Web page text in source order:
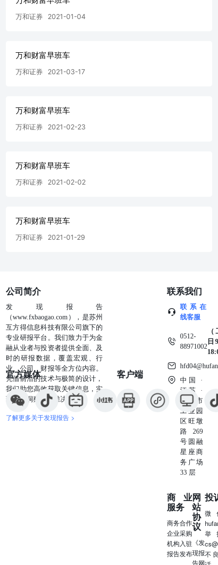
万和证券 2021-01-04
万和财富早班车
万和证券 2021-03-17
万和财富早班车
万和证券 2021-02-23
万和财富早班车
万和证券 2021-02-02
万和财富早班车
万和证券 2021-01-29
公司简介
发现报告
（www.fxbaogao.com），是苏州
互方得信息科技有限公司旗下的
专业研报平台。我们致力于为金
融从业者与投资者提供全面、及
时的研报数据，覆盖宏观、行
业、公司、财报等全方位内容。
凭借前沿的技术与极简的设计，
我们助您高效获取关键信息，实
现深度洞察与精准决策。
了解更多关于发现报告 >
官方媒体 客户端
联系我们
联系在
线客服
0512-
88971002
日
中国 ·
江苏 ·
苏州市
工业园
区旺墩
路269
号圆融
星座商
务广场
33 层
商业
服务
商务合作
企业采购
机构入驻
报告发布
网
站
协
议
《发
现报
告网
投
微
举
不